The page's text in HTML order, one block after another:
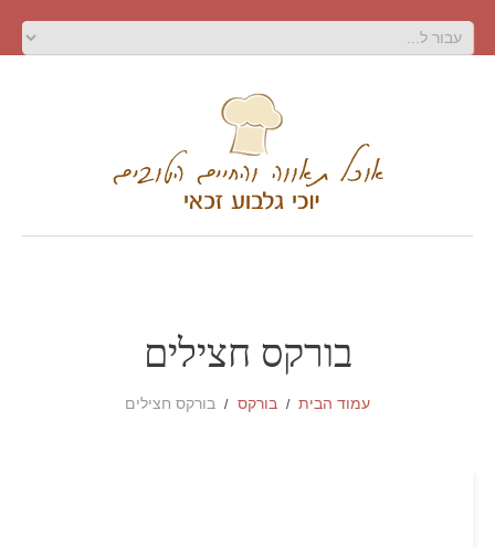
בורקס חצילים
עמוד הבית בורקס בורקס חצילים